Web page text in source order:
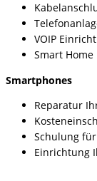
VOIP
Smart
Smartphones
Reparatur
Schulung
Einrichtung